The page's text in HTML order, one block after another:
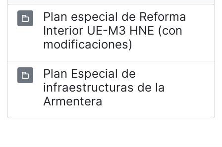
Plan especial de Reforma
Interior UE-M3 HNE (con
modificaciones)
Plan Especial de
infraestructuras de la
Armentera